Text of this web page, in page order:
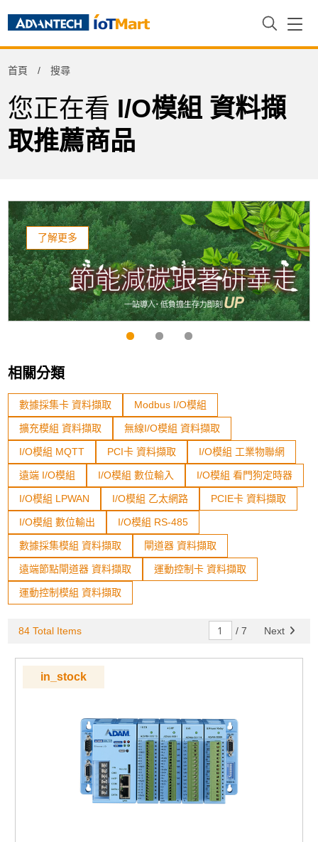
首頁 搜尋
您正在看 I/O模組 資料擷
取推薦商品
了解更多
Product Tag
相關分類
數據採集卡 資料擷取 Modbus I/O模組
擴充模組 資料擷取 無線I/O模組 資料擷取
I/O模組 MQTT PCI卡 資料擷取 I/O模組 工業物聯網
遠端 I/O模組 I/O模組 數位輸入 I/O模組 看門狗定時器
I/O模組 LPWAN I/O模組 乙太網路 PCIE卡 資料擷取
I/O模組 數位輸出 I/O模組 RS-485
數據採集模組 資料擷取 閘道器 資料擷取
遠端節點閘道器 資料擷取 運動控制卡 資料擷取
運動控制模組 資料擷取
84 Total Items / 7 Next
in_stock